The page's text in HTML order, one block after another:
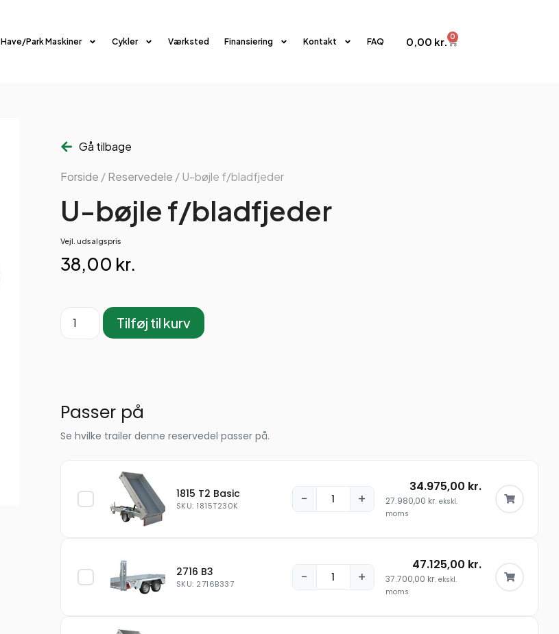
Have/Park Maskiner Cykler Værksted Finansiering Kontakt FAQ 0,00 kr. 0
Gå tilbage
Forside /Reservedele / U-bøjle f/bladfjeder
U-bøjle f/bladfjeder
Vejl. udsalgspris
38,00 kr.
Tilføj til kurv
Passer på
Se hvilke trailer denne reservedel passer på.
1815 T2 Basic
SKU: 1815T230K − +
34.975,00 kr.
27.980,00 kr. ekskl.
moms
2716 B3
SKU: 2716B337 − +
47.125,00 kr.
37.700,00 kr. ekskl.
moms